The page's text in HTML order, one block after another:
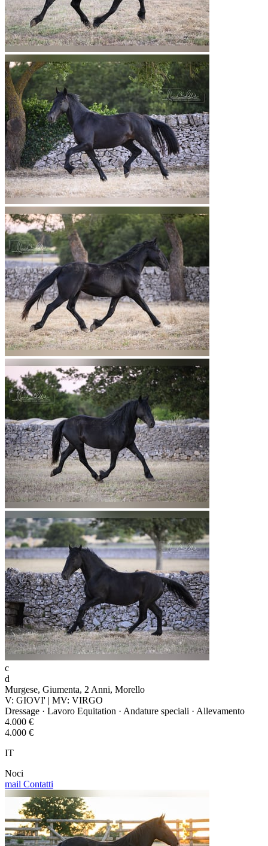
c
d
Murgese, Giumenta, 2 Anni, Morello
V: GIOVI' | MV: VIRGO
Dressage · Lavoro Equitation · Andature speciali · Allevamento
4.000 €
4.000 €
IT
Noci
mail Contatti